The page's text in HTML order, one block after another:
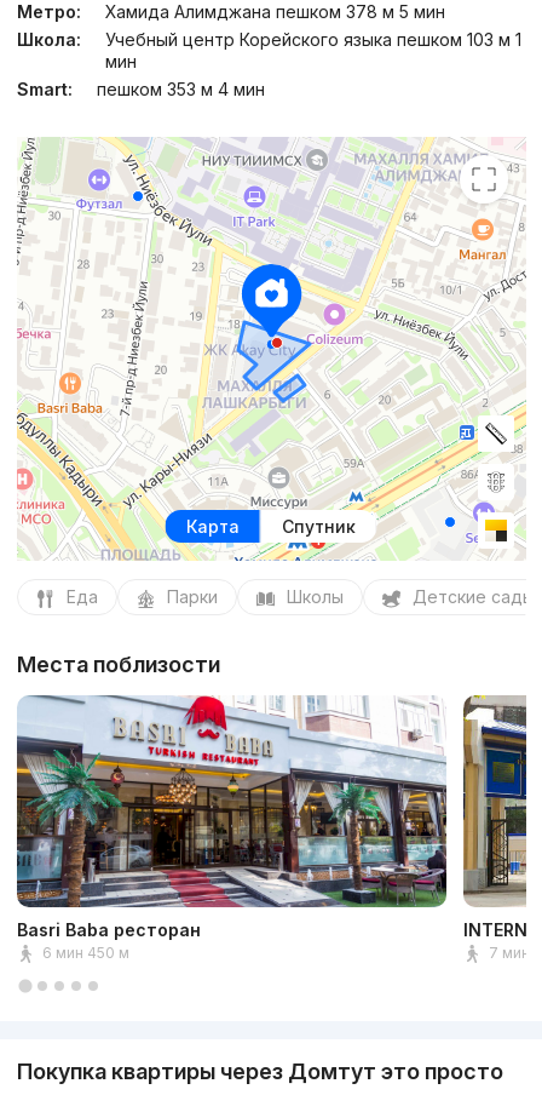
Метро:
Хамида Алимджана пешком 378 м 5 мин
Школа:
Учебный центр Корейского языка пешком 103 м 1
мин
Smart:
пешком 353 м 4 мин
Карта Спутник
Еда Парки Школы Детские сады
Места поблизости
Basri Baba ресторан
6 мин 450 м 7 мин
Покупка квартиры через Домтут это просто